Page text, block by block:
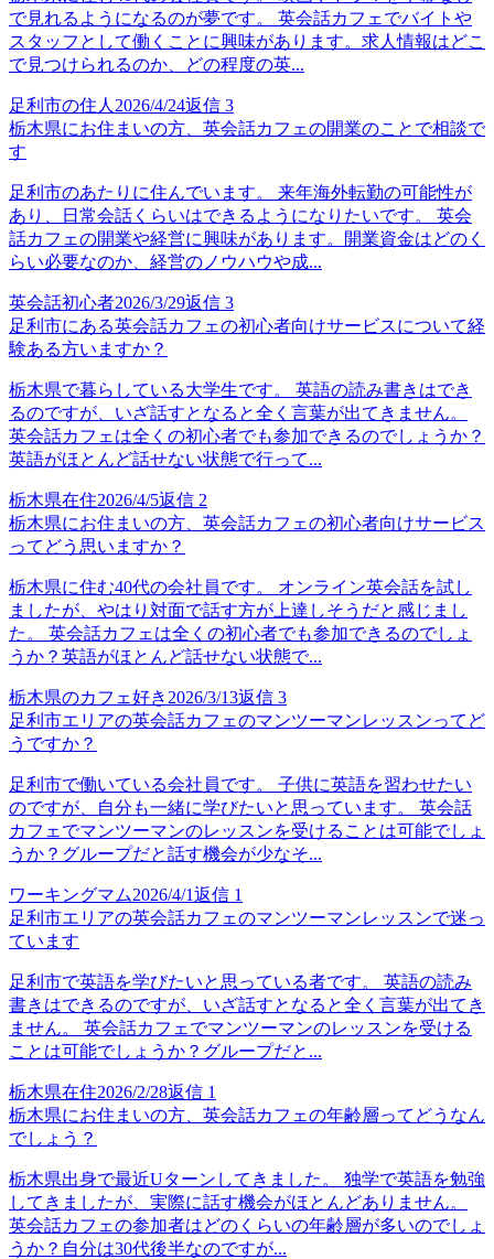
で見れるようになるのが夢です。 英会話カフェでバイトや
スタッフとして働くことに興味があります。求人情報はどこ
で見つけられるのか、どの程度の英...
足利市の住人 2026/4/24返信 3
栃木県にお住まいの方、英会話カフェの開業のことで相談で
す
足利市のあたりに住んでいます。 来年海外転勤の可能性が
あり、日常会話くらいはできるようになりたいです。 英会
話カフェの開業や経営に興味があります。開業資金はどのく
らい必要なのか、経営のノウハウや成...
英会話初心者2026/3/29返信 3
足利市にある英会話カフェの初心者向けサービスについて経
験ある方いますか？
栃木県で暮らしている大学生です。 英語の読み書きはでき
るのですが、いざ話すとなると全く言葉が出てきません。
英会話カフェは全くの初心者でも参加できるのでしょうか？
英語がほとんど話せない状態で行って...
栃木県在住2026/4/5返信 2
栃木県にお住まいの方、英会話カフェの初心者向けサービス
ってどう思いますか？
栃木県に住む40代の会社員です。 オンライン英会話を試し
ましたが、やはり対面で話す方が上達しそうだと感じまし
た。 英会話カフェは全くの初心者でも参加できるのでしょ
うか？英語がほとんど話せない状態で...
栃木県のカフェ好き 2026/3/13返信 3
足利市エリアの英会話カフェのマンツーマンレッスンってど
うですか？
足利市で働いている会社員です。 子供に英語を習わせたい
のですが、自分も一緒に学びたいと思っています。 英会話
カフェでマンツーマンのレッスンを受けることは可能でしょ
うか？グループだと話す機会が少なそ...
ワーキングマム2026/4/1返信 1
足利市エリアの英会話カフェのマンツーマンレッスンで迷っ
ています
足利市で英語を学びたいと思っている者です。 英語の読み
書きはできるのですが、いざ話すとなると全く言葉が出てき
ません。 英会話カフェでマンツーマンのレッスンを受ける
ことは可能でしょうか？グループだと...
栃木県在住2026/2/28返信 1
栃木県にお住まいの方、英会話カフェの年齢層ってどうなん
でしょう？
栃木県出身で最近Uターンしてきました。 独学で英語を勉強
してきましたが、実際に話す機会がほとんどありません。
英会話カフェの参加者はどのくらいの年齢層が多いのでしょ
うか？自分は30代後半なのですが...